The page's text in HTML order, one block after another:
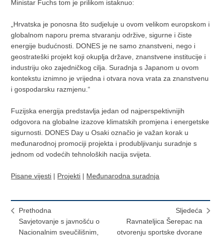
Ministar Fuchs tom je prilikom istaknuo:
„Hrvatska je ponosna što sudjeluje u ovom velikom europskom i
globalnom naporu prema stvaranju održive, sigurne i čiste
energije budućnosti. DONES je ne samo znanstveni, nego i
geostrateški projekt koji okuplja države, znanstvene institucije i
industriju oko zajedničkog cilja. Suradnja s Japanom u ovom
kontekstu iznimno je vrijedna i otvara nova vrata za znanstvenu
i gospodarsku razmjenu.“
Fuzijska energija predstavlja jedan od najperspektivnijih
odgovora na globalne izazove klimatskih promjena i energetske
sigurnosti. DONES Day u Osaki označio je važan korak u
međunarodnoj promociji projekta i produbljivanju suradnje s
jednom od vodećih tehnoloških nacija svijeta.
Pisane vijesti | Projekti | Međunarodna suradnja
Prethodna
Savjetovanje s javnošću o
Nacionalnim sveučilišnim,
Sljedeća
Ravnateljica Šerepac na
otvorenju sportske dvorane